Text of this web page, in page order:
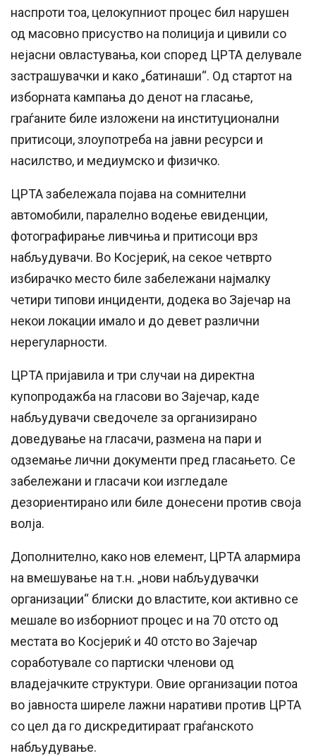
наспроти тоа, целокупниот процес бил нарушен
од масовно присуство на полиција и цивили со
нејасни овластувања, кои според ЦРТА делувале
застрашувачки и како „батинаши“. Од стартот на
изборната кампања до денот на гласање,
граѓаните биле изложени на институционални
притисоци, злоупотреба на јавни ресурси и
насилство, и медиумско и физичко.
ЦРТА забележала појава на сомнителни
автомобили, паралелно водење евиденции,
фотографирање ливчиња и притисоци врз
набљудувачи. Во Косјериќ, на секое четврто
избирачко место биле забележани најмалку
четири типови инциденти, додека во Зајечар на
некои локации имало и до девет различни
нерегуларности.
ЦРТА пријавила и три случаи на директна
купопродажба на гласови во Зајечар, каде
набљудувачи сведочеле за организирано
доведување на гласачи, размена на пари и
одземање лични документи пред гласањето. Се
забележани и гласачи кои изгледале
дезориентирано или биле донесени против своја
волја.
Дополнително, како нов елемент, ЦРТА алармира
на вмешување на т.н. „нови набљудувачки
организации“ блиски до властите, кои активно се
мешале во изборниот процес и на 70 отсто од
местата во Косјериќ и 40 отсто во Зајечар
соработувале со партиски членови од
владејачките структури. Овие организации потоа
во јавноста ширеле лажни наративи против ЦРТА
со цел да го дискредитираат граѓанското
набљудување.